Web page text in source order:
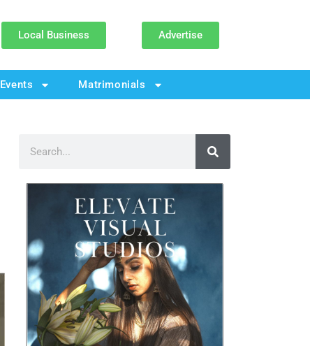
Local Business Advertise
Events Matrimonials